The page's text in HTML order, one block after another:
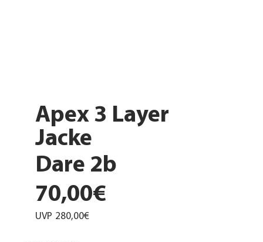
Apex 3 Layer
Jacke
Dare 2b
70,00€
UVP 280,00€